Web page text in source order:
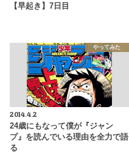
【早起き】7日目
やってみた
2014.4.2
24歳にもなって僕が『ジャン
プ』を読んでいる理由を全力で語
る